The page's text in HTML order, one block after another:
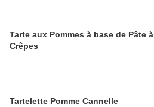
Tarte aux Pommes à base de Pâte à
Crêpes
Tartelette Pomme Cannelle